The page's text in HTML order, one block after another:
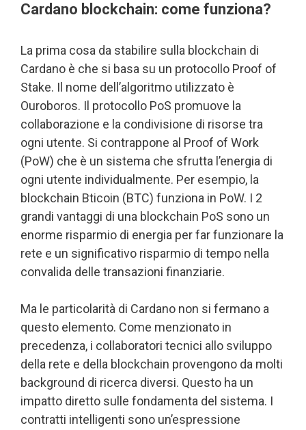
Cardano blockchain: come funziona?
La prima cosa da stabilire sulla blockchain di
Cardano è che si basa su un protocollo Proof of
Stake. Il nome dell’algoritmo utilizzato è
Ouroboros. Il protocollo PoS promuove la
collaborazione e la condivisione di risorse tra
ogni utente. Si contrappone al Proof of Work
(PoW) che è un sistema che sfrutta l’energia di
ogni utente individualmente. Per esempio, la
blockchain Bticoin (BTC) funziona in PoW. I 2
grandi vantaggi di una blockchain PoS sono un
enorme risparmio di energia per far funzionare la
rete e un significativo risparmio di tempo nella
convalida delle transazioni finanziarie.
Ma le particolarità di Cardano non si fermano a
questo elemento. Come menzionato in
precedenza, i collaboratori tecnici allo sviluppo
della rete e della blockchain provengono da molti
background di ricerca diversi. Questo ha un
impatto diretto sulle fondamenta del sistema. I
contratti intelligenti sono un’espressione